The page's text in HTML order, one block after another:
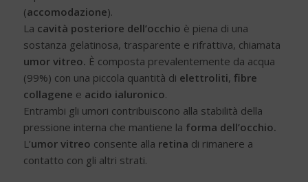
(accomodazione).
La cavità posteriore dell’occhio è piena di una
sostanza gelatinosa, trasparente e rifrattiva, chiamata
umor vitreo. È composta prevalentemente da acqua
(99%) con una piccola quantità di elettroliti, fibre
collagene e acido ialuronico.
Entrambi gli umori contribuiscono alla stabilità della
pressione interna che mantiene la forma dell’occhio.
L’umor vitreo consente alla retina di rimanere a
contatto con gli altri strati.